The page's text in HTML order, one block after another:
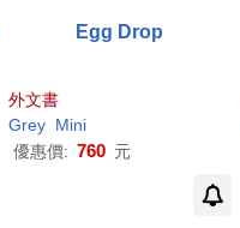
Egg Drop
外文書
Grey Mini
優惠價: 760 元